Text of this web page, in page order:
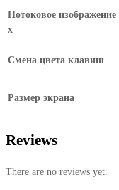
Потоковое
х
Смена цвета клавиш
Размер экрана
Reviews
There are no reviews yet.